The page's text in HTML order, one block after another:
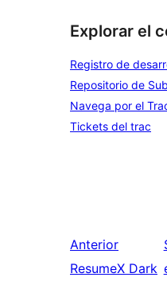
Explorar el
Registro de
Repositorio de
Navega por el
Tickets del trac
Anterior
ResumeX Dark